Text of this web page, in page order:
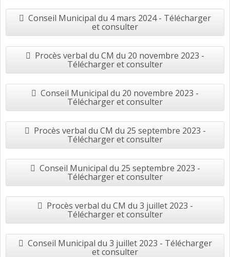
Conseil Municipal du 4 mars 2024 - Télécharger
et consulter
Procès verbal du CM du 20 novembre 2023 -
Télécharger et consulter
Conseil Municipal du 20 novembre 2023 -
Télécharger et consulter
Procès verbal du CM du 25 septembre 2023 -
Télécharger et consulter
Conseil Municipal du 25 septembre 2023 -
Télécharger et consulter
Procès verbal du CM du 3 juillet 2023 -
Télécharger et consulter
Conseil Municipal du 3 juillet 2023 - Télécharger
et consulter